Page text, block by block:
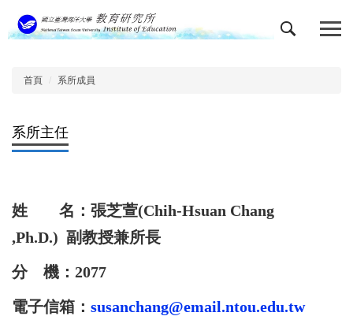
主
首頁 系所成員
系所主任
姓 名：張芝萱(Chih-Hsuan Chang
,Ph.D.) 副教授兼所長
分 機：2077
電子信箱： susanchang@email.ntou.edu.tw